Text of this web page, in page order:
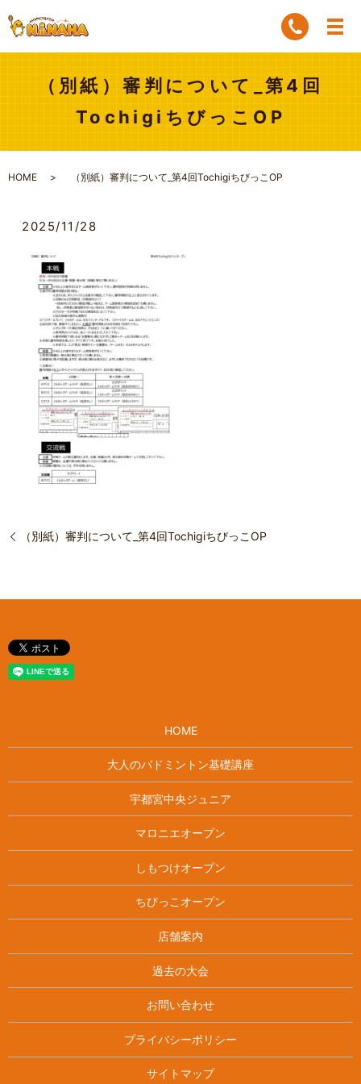
（別紙）審判について_第4回
TochigiちびっこOP
HOME （別紙）審判について_第4回TochigiちびっこOP
2025/11/28
（別紙）審判について_第4回TochigiちびっこOP
HOME
大人のバドミントン基礎講座
宇都宮中央ジュニア
マロニエオープン
しもつけオープン
ちびっこオープン
店舗案内
過去の大会
お問い合わせ
プライバシーポリシー
サイトマップ